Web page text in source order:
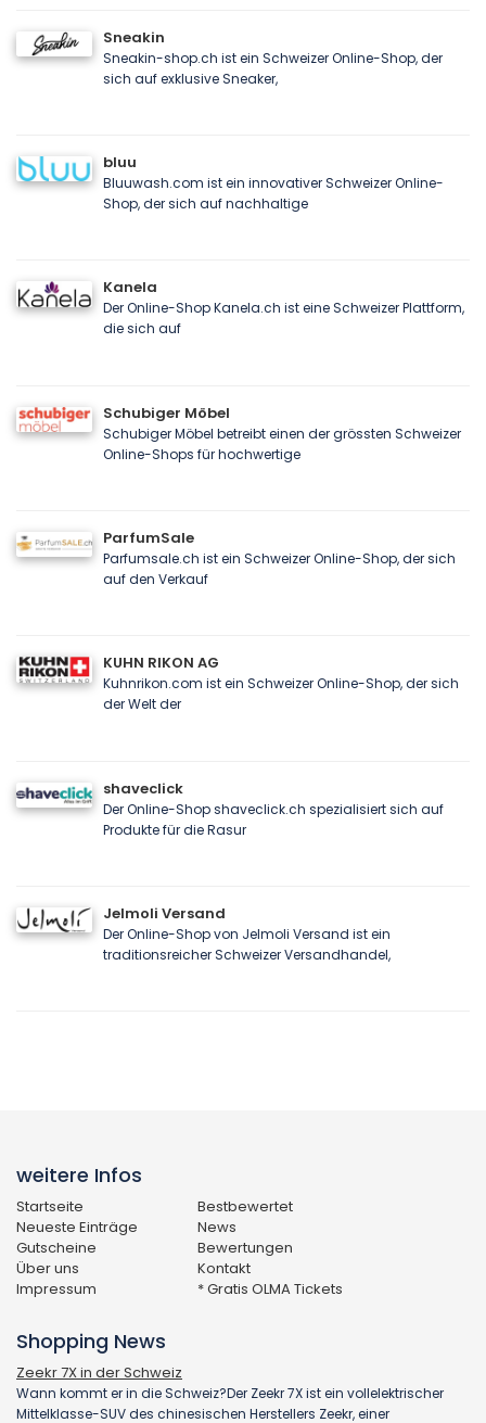
Sneakin
Sneakin-shop.ch ist ein Schweizer Online-Shop, der
sich auf exklusive Sneaker,
bluu
Bluuwash.com ist ein innovativer Schweizer Online-
Shop, der sich auf nachhaltige
Kanela
Der Online-Shop Kanela.ch ist eine Schweizer Plattform,
die sich auf
Schubiger Möbel
Schubiger Möbel betreibt einen der grössten Schweizer
Online-Shops für hochwertige
ParfumSale
Parfumsale.ch ist ein Schweizer Online-Shop, der sich
auf den Verkauf
KUHN RIKON AG
Kuhnrikon.com ist ein Schweizer Online-Shop, der sich
der Welt der
shaveclick
Der Online-Shop shaveclick.ch spezialisiert sich auf
Produkte für die Rasur
Jelmoli Versand
Der Online-Shop von Jelmoli Versand ist ein
traditionsreicher Schweizer Versandhandel,
weitere Infos
Startseite
Bestbewertet
Neueste Einträge
News
Gutscheine
Bewertungen
Über uns
Kontakt
Impressum
* Gratis OLMA Tickets
Shopping News
Zeekr 7X in der Schweiz
Wann kommt er in die Schweiz?Der Zeekr 7X ist ein vollelektrischer
Mittelklasse-SUV des chinesischen Herstellers Zeekr, einer